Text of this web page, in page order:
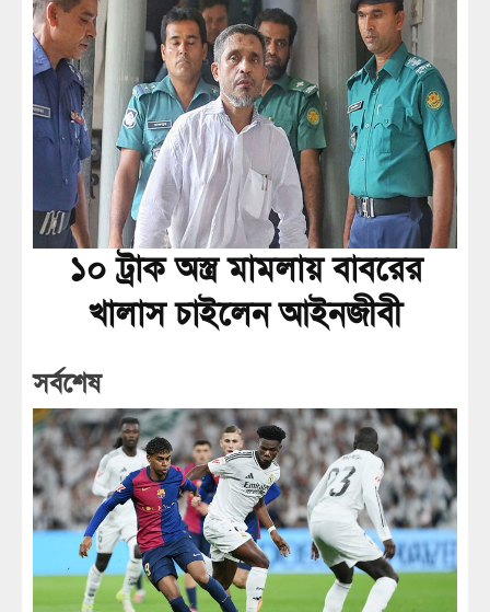
১০ ট্রাক অস্ত্র মামলায় বাবরের
খালাস চাইলেন আইনজীবী
সর্বশেষ